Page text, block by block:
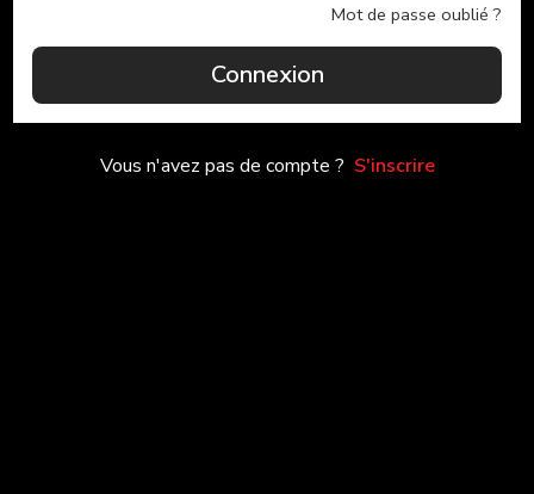
Mot de passe oublié ?
Connexion
Vous n'avez pas de compte ? S'inscrire